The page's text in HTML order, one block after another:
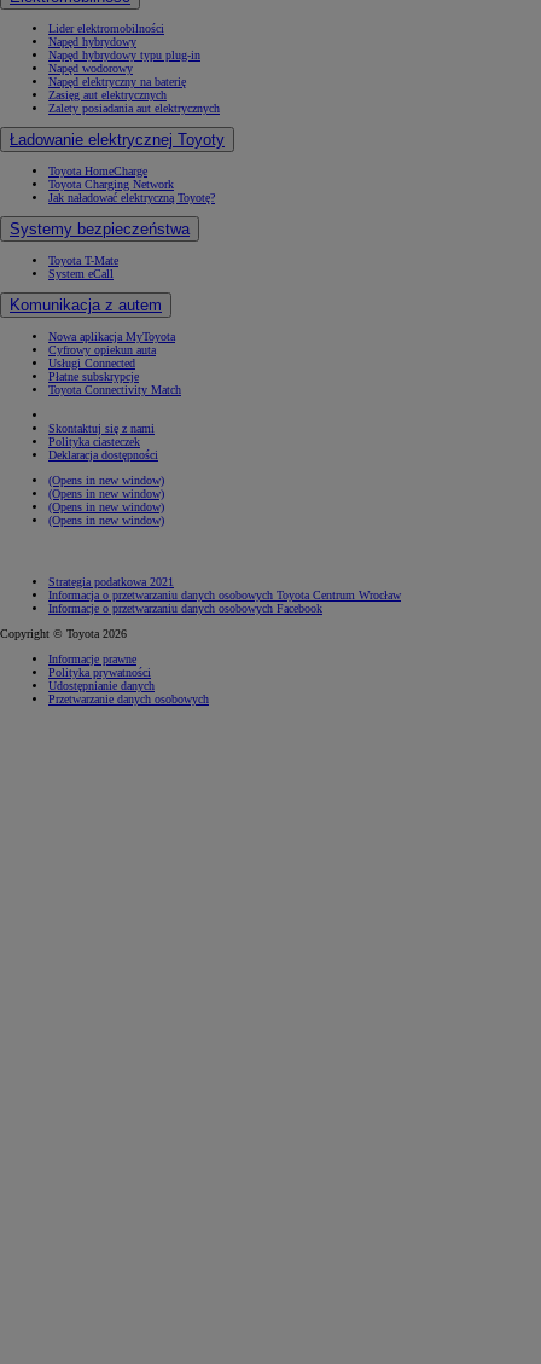
Lider elektromobilności
Napęd hybrydowy
Napęd hybrydowy typu plug-in
Napęd wodorowy
Napęd elektryczny na baterię
Zasięg aut elektrycznych
Zalety posiadania aut elektrycznych
Ładowanie elektrycznej Toyoty
Toyota HomeCharge
Toyota Charging Network
Jak naładować elektryczną Toyotę?
Systemy bezpieczeństwa
Toyota T-Mate
System eCall
Komunikacja z autem
Nowa aplikacja MyToyota
Cyfrowy opiekun auta
Usługi Connected
Płatne subskrypcje
Toyota Connectivity Match
Skontaktuj się z nami
Polityka ciasteczek
Deklaracja dostępności
(Opens in new window)
(Opens in new window)
(Opens in new window)
(Opens in new window)
Strategia podatkowa 2021
Informacja o przetwarzaniu danych osobowych Toyota Centrum Wrocław
Informacje o przetwarzaniu danych osobowych Facebook
Copyright © Toyota 2026
Informacje prawne
Polityka prywatności
Udostępnianie danych
Przetwarzanie danych osobowych